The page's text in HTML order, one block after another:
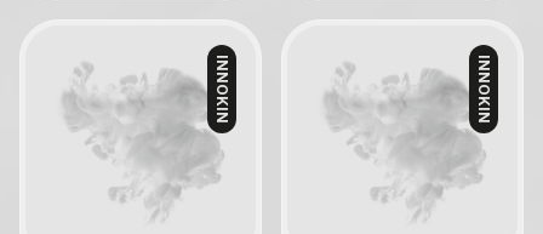
INNOKIN
Kontakt oss
INNOKIN
Kontakt oss